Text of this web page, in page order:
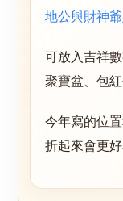
地公與財神
可放入吉祥
聚寶盆、包
今年寫的位
折起來會更